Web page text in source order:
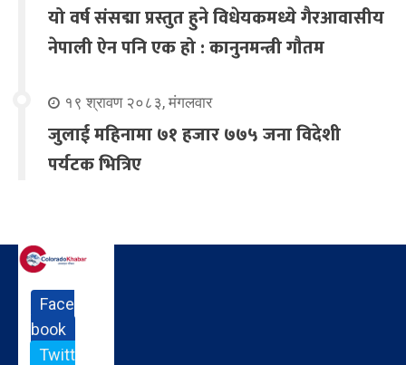
यो वर्ष संसद्मा प्रस्तुत हुने विधेयकमध्ये गैरआवासीय
नेपाली ऐन पनि एक हो : कानुनमन्त्री गौतम
१९ श्रावण २०८३, मंगलवार
जुलाई महिनामा ७१ हजार ७७५ जना विदेशी
पर्यटक भित्रिए
Face
book
Twitt